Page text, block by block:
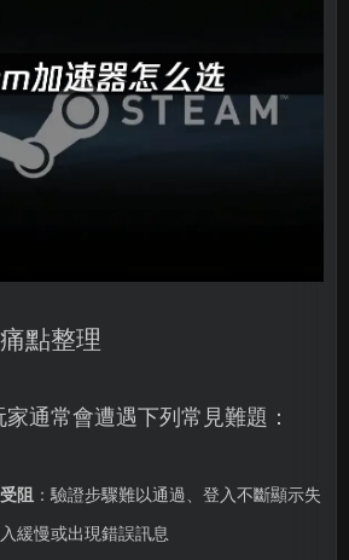
點整理
通常會遭遇下列常見難題：
阻 ：驗證步驟難以通過、登入不斷顯示失
緩慢或出現錯誤訊息